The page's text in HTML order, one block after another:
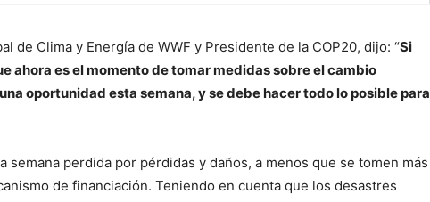
de Clima y Energía de WWF y Presidente de la COP20, dijo: “Si
ahora es el momento de tomar medidas sobre el cambio
oportunidad esta semana, y se debe hacer todo lo posible para
semana perdida por pérdidas y daños, a menos que se tomen más
de financiación. Teniendo en cuenta que los desastres